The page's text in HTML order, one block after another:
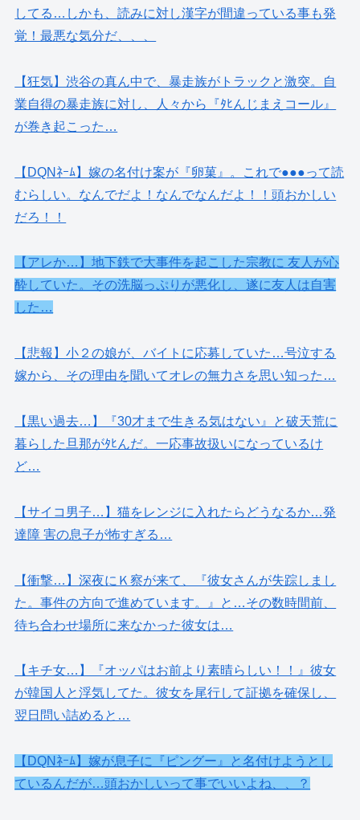
してる…しかも、読みに対し漢字が間違っている事も発
覚！最悪な気分だ、、、
【狂気】渋谷の真ん中で、暴走族がトラックと激突。自
業自得の暴走族に対し、人々から『ﾀﾋんじまえコール』
が巻き起こった…
【DQNﾈｰﾑ】嫁の名付け案が『卵菓』。これで●●●って読
むらしい。なんでだよ！なんでなんだよ！！頭おかしい
だろ！！
【アレか…】地下鉄で大事件を起こした宗教に 友人が心
酔していた。その洗脳っぷりが悪化し、遂に友人は自害
した…
【悲報】小２の娘が、バイトに応募していた…号泣する
嫁から、その理由を聞いてオレの無力さを思い知った…
【黒い過去…】『30才まで生きる気はない』と破天荒に
暮らした旦那がﾀﾋんだ。一応事故扱いになっているけ
ど…
【サイコ男子…】猫をレンジに入れたらどうなるか…発
達障 害の息子が怖すぎる…
【衝撃…】深夜にＫ察が来て、『彼女さんが失踪しまし
た。事件の方向で進めています。』と…その数時間前、
待ち合わせ場所に来なかった彼女は…
【キチ女…】『オッパはお前より素晴らしい！！』彼女
が韓国人と浮気してた。彼女を尾行して証拠を確保し、
翌日問い詰めると…
【DQNﾈｰﾑ】嫁が息子に『ピングー』と名付けようとし
ているんだが…頭おかしいって事でいいよね、、？